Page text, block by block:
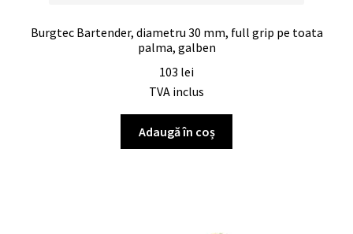
Burgtec Bartender, diametru 30 mm, full grip pe toata
palma, galben
103 lei
TVA inclus
Adaugă în coș